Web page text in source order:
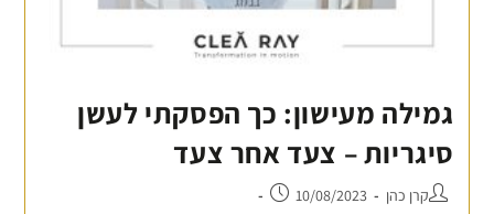
גמילה מעישון: כך הפסקתי לעשן
סיגריות – צעד אחר צעד
קרן כהן
10/08/2023